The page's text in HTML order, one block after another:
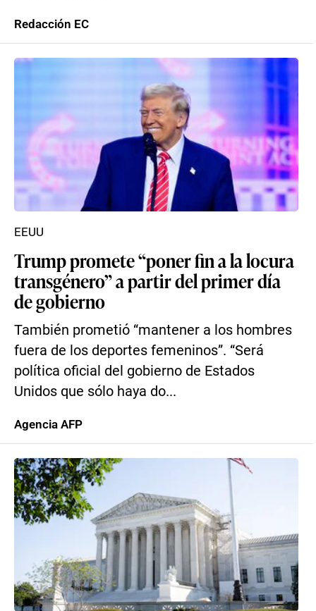
Redacción EC
Trump promete “poner fin a la locura
transgénero” a partir del primer día
de gobierno
También prometió “mantener a los hombres
fuera de los deportes femeninos”. “Será
política oficial del gobierno de Estados
Unidos que sólo haya do...
EEUU
Agencia AFP